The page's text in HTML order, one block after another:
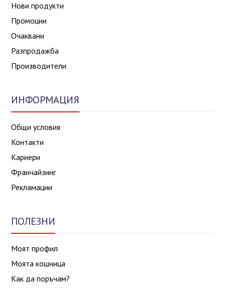
Нови продукти
Промоции
Очаквани
Разпродажба
Производители
ИНФОРМАЦИЯ
Общи условия
Контакти
Кариери
Франчайзинг
Рекламации
ПОЛЕЗНИ
Моят профил
Моята кошница
Как да поръчам?